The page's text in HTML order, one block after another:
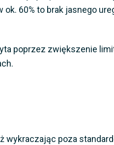
60% to brak jasnego
poprzez zwiększenie
wykraczając poza